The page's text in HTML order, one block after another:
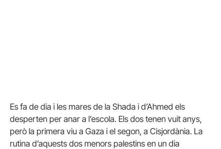
Es fa de dia i les mares de la Shada i d’Ahmed els
desperten per anar a l’escola. Els dos tenen vuit anys,
però la primera viu a Gaza i el segon, a Cisjordània. La
rutina d’aquests dos menors palestins en un dia